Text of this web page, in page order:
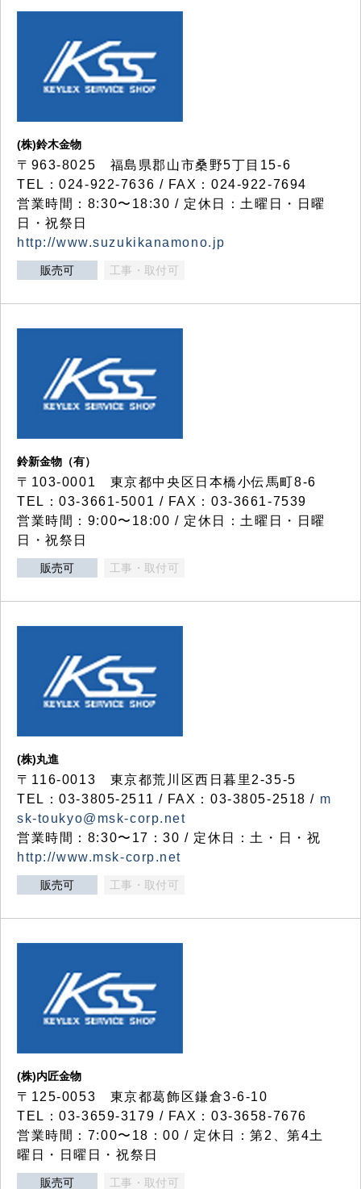
(株)鈴木金物
〒963-8025 福島県郡山市桑野5丁目15-6
TEL：024-922-7636 / FAX：024-922-7694
営業時間：8:30〜18:30 / 定休日：土曜日・日曜
日・祝祭日
http://www.suzukikanamono.jp
販売可 工事・取付可
鈴新金物（有）
〒103-0001 東京都中央区日本橋小伝馬町8-6
TEL：03-3661-5001 / FAX：03-3661-7539
営業時間：9:00〜18:00 / 定休日：土曜日・日曜
日・祝祭日
販売可 工事・取付可
(株)丸進
〒116-0013 東京都荒川区西日暮里2-35-5
TEL：03-3805-2511 / FAX：03-3805-2518 / m
sk-toukyo@msk-corp.net
営業時間：8:30〜17：30 / 定休日：土・日・祝
http://www.msk-corp.net
販売可 工事・取付可
(株)内匠金物
〒125-0053 東京都葛飾区鎌倉3-6-10
TEL：03-3659-3179 / FAX：03-3658-7676
営業時間：7:00〜18：00 / 定休日：第2、第4土
曜日・日曜日・祝祭日
販売可 工事・取付可